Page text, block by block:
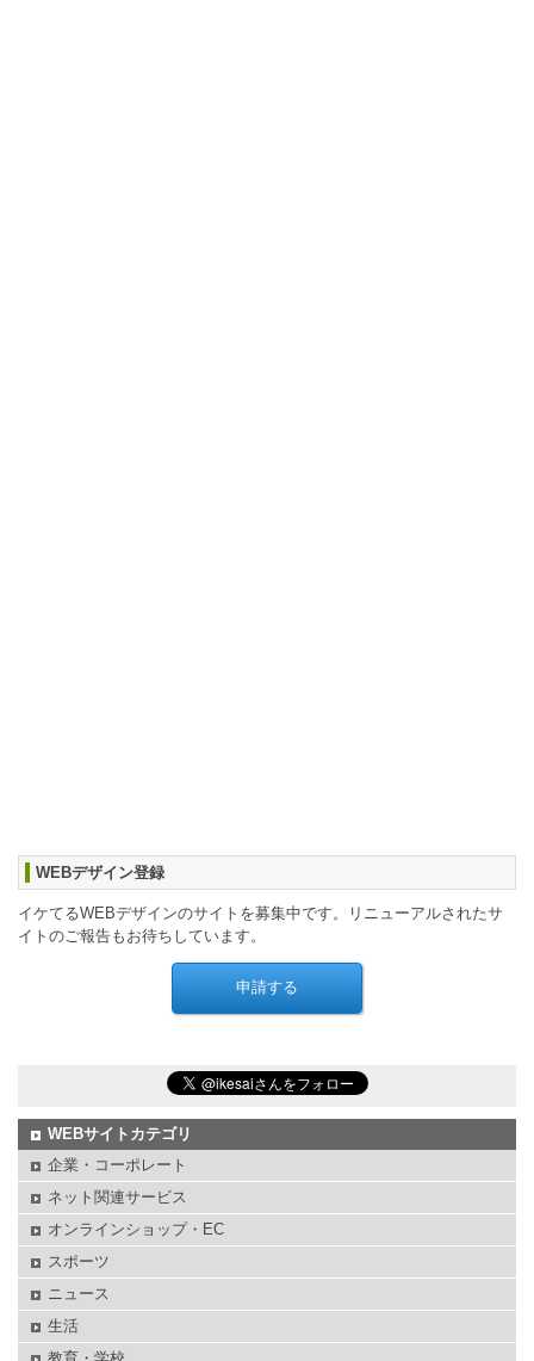
WEBデザイン登録
イケてるWEBデザインのサイトを募集中です。リニューアルされたサ
イトのご報告もお待ちしています。
WEBサイトカテゴリ
企業・コーポレート
ネット関連サービス
オンラインショップ・EC
スポーツ
ニュース
生活